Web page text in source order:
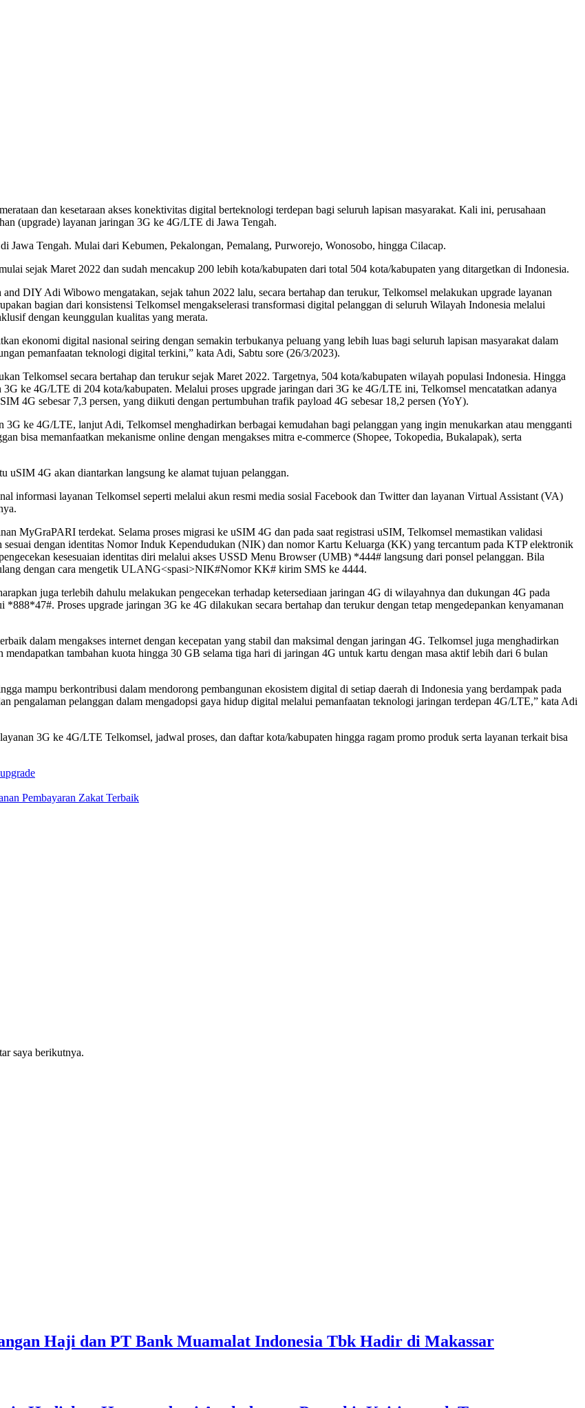
dan kesetaraan akses konektivitas digital berteknologi terdepan bagi seluruh lapisan masyarakat. Kali ini, perusahaan
(upgrade) layanan jaringan 3G ke 4G/LTE di Jawa Tengah.
Jawa Tengah. Mulai dari Kebumen, Pekalongan, Pemalang, Purworejo, Wonosobo, hingga Cilacap.
sejak Maret 2022 dan sudah mencakup 200 lebih kota/kabupaten dari total 504 kota/kabupaten yang ditargetkan di Indonesia.
DIY Adi Wibowo mengatakan, sejak tahun 2022 lalu, secara bertahap dan terukur, Telkomsel melakukan upgrade layanan
bagian dari konsistensi Telkomsel mengakselerasi transformasi digital pelanggan di seluruh Wilayah Indonesia melalui
dengan keunggulan kualitas yang merata.
ekonomi digital nasional seiring dengan semakin terbukanya peluang yang lebih luas bagi seluruh lapisan masyarakat dalam
pemanfaatan teknologi digital terkini,” kata Adi, Sabtu sore (26/3/2023).
Telkomsel secara bertahap dan terukur sejak Maret 2022. Targetnya, 504 kota/kabupaten wilayah populasi Indonesia. Hingga
ke 4G/LTE di 204 kota/kabupaten. Melalui proses upgrade jaringan dari 3G ke 4G/LTE ini, Telkomsel mencatatkan adanya
4G sebesar 7,3 persen, yang diikuti dengan pertumbuhan trafik payload 4G sebesar 18,2 persen (YoY).
3G ke 4G/LTE, lanjut Adi, Telkomsel menghadirkan berbagai kemudahan bagi pelanggan yang ingin menukarkan atau mengganti
bisa memanfaatkan mekanisme online dengan mengakses mitra e-commerce (Shopee, Tokopedia, Bukalapak), serta
uSIM 4G akan diantarkan langsung ke alamat tujuan pelanggan.
informasi layanan Telkomsel seperti melalui akun resmi media sosial Facebook dan Twitter dan layanan Virtual Assistant (VA)
MyGraPARI terdekat. Selama proses migrasi ke uSIM 4G dan pada saat registrasi uSIM, Telkomsel memastikan validasi
sesuai dengan identitas Nomor Induk Kependudukan (NIK) dan nomor Kartu Keluarga (KK) yang tercantum pada KTP elektronik
kesesuaian identitas diri melalui akses USSD Menu Browser (UMB) *444# langsung dari ponsel pelanggan. Bila
dengan cara mengetik ULANG<spasi>NIK#Nomor KK# kirim SMS ke 4444.
juga terlebih dahulu melakukan pengecekan terhadap ketersediaan jaringan 4G di wilayahnya dan dukungan 4G pada
Proses upgrade jaringan 3G ke 4G dilakukan secara bertahap dan terukur dengan tetap mengedepankan kenyamanan
dalam mengakses internet dengan kecepatan yang stabil dan maksimal dengan jaringan 4G. Telkomsel juga menghadirkan
tambahan kuota hingga 30 GB selama tiga hari di jaringan 4G untuk kartu dengan masa aktif lebih dari 6 bulan
mampu berkontribusi dalam mendorong pembangunan ekosistem digital di setiap daerah di Indonesia yang berdampak pada
pengalaman pelanggan dalam mengadopsi gaya hidup digital melalui pemanfaatan teknologi jaringan terdepan 4G/LTE,” kata Adi
3G ke 4G/LTE Telkomsel, jadwal proses, dan daftar kota/kabupaten hingga ragam promo produk serta layanan terkait bisa
upgrade
Pembayaran Zakat Terbaik
saya berikutnya.
Haji dan PT Bank Muamalat Indonesia Tbk Hadir di Makassar